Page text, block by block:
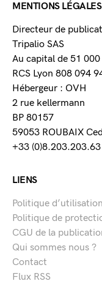
MENTIONS LÉGALES
Directeur de
Tripalio SAS
Au capital de 51
RCS Lyon 808 094
Hébergeur : OVH
2 rue kellermann
BP 80157
59053 ROUBAIX
+33 (0)8.203.203.63
LIENS
Politique
Politique de
CGU de la
Qui sommes nous ?
Contact
Flux RSS